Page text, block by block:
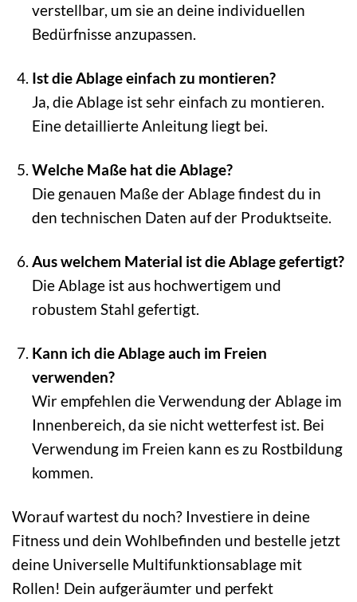
verstellbar, um sie an deine individuellen
Bedürfnisse anzupassen.
Ist die Ablage einfach zu montieren?
Ja, die Ablage ist sehr einfach zu montieren.
Eine detaillierte Anleitung liegt bei.
Welche Maße hat die Ablage?
Die genauen Maße der Ablage findest du in
den technischen Daten auf der Produktseite.
Aus welchem Material ist die Ablage gefertigt?
Die Ablage ist aus hochwertigem und
robustem Stahl gefertigt.
Kann ich die Ablage auch im Freien
verwenden?
Wir empfehlen die Verwendung der Ablage im
Innenbereich, da sie nicht wetterfest ist. Bei
Verwendung im Freien kann es zu Rostbildung
kommen.
Worauf wartest du noch? Investiere in deine
Fitness und dein Wohlbefinden und bestelle jetzt
deine Universelle Multifunktionsablage mit
Rollen! Dein aufgeräumter und perfekt